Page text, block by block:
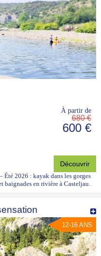
À partir de
680 €
600 €
Découvrir
Été 2026 : kayak dans les gorges
baignades en rivière à Casteljau.
12-16 ANS